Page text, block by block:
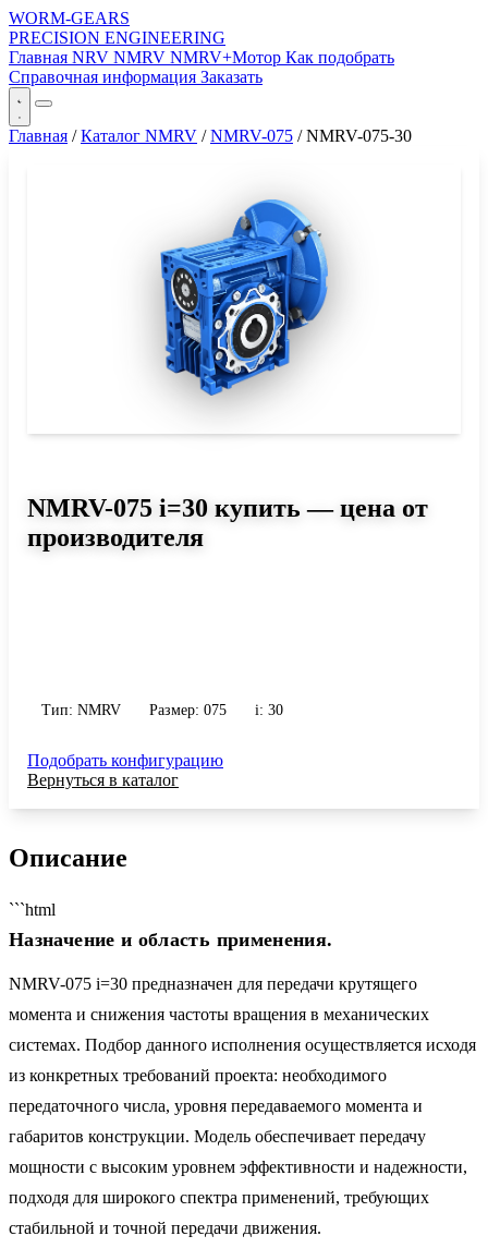
WORM-GEARS
PRECISION ENGINEERING
Главная NRV NMRV NMRV+Мотор Как подобрать
Справочная информация Заказать
Главная / Каталог NMRV / NMRV-075 / NMRV-075-30
NMRV-075 i=30 купить — цена от
производителя
Тип: NMRV Размер: 075 i: 30
Подобрать конфигурацию
Вернуться в каталог
Описание
```html
Назначение и область применения.
NMRV-075 i=30 предназначен для передачи крутящего
момента и снижения частоты вращения в механических
системах. Подбор данного исполнения осуществляется исходя
из конкретных требований проекта: необходимого
передаточного числа, уровня передаваемого момента и
габаритов конструкции. Модель обеспечивает передачу
мощности с высоким уровнем эффективности и надежности,
подходя для широкого спектра применений, требующих
стабильной и точной передачи движения.